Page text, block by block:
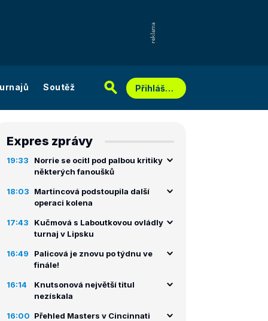
Soutěž Přihlášení
Expres zprávy
19:33
Norrie se ocitl pod palbou kritiky
některých fanoušků
18:03
Martincová podstoupila další
operaci kolena
17:43
Kučmová s Laboutkovou ovládly
turnaj v Lipsku
16:49
Palicová je znovu po týdnu ve
finále!
16:14
Knutsonová největší titul
nezískala
16:00 Přehled Masters v Cincinnati